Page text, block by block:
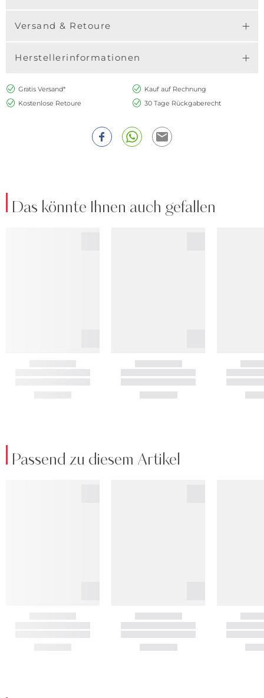
Versand & Retoure
Herstellerinformationen
Gratis Versand*
Kauf auf Rechnung
Kostenlose Retoure
30 Tage Rückgaberecht
Das könnte Ihnen auch gefallen
Passend zu diesem Artikel